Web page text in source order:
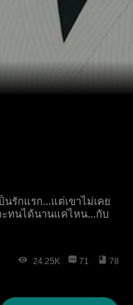
รักแรก...แต่เขาไม่เคย
ะทนได้นานแค่ไหน...กับ
24.25K 71 78